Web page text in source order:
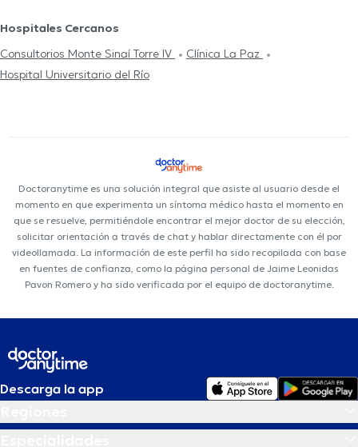
Hospitales Cercanos
Consultorios Monte Sinaí Torre IV
Clínica La Paz
Hospital Universitario del Río
Doctoranytime es una solución integral que asiste al usuario desde el
momento en que experimenta un síntoma médico hasta el momento en
que se resuelve, permitiéndole encontrar el mejor doctor de su elección,
solicitar orientación a través de chat y hablar directamente con él por
videollamada. La información de este perfil ha sido recopilada con base
en fuentes de confianza, como la página personal de Jaime Leonidas
Pavon Romero y ha sido verificada por el equipo de doctoranytime.
Descarga la app